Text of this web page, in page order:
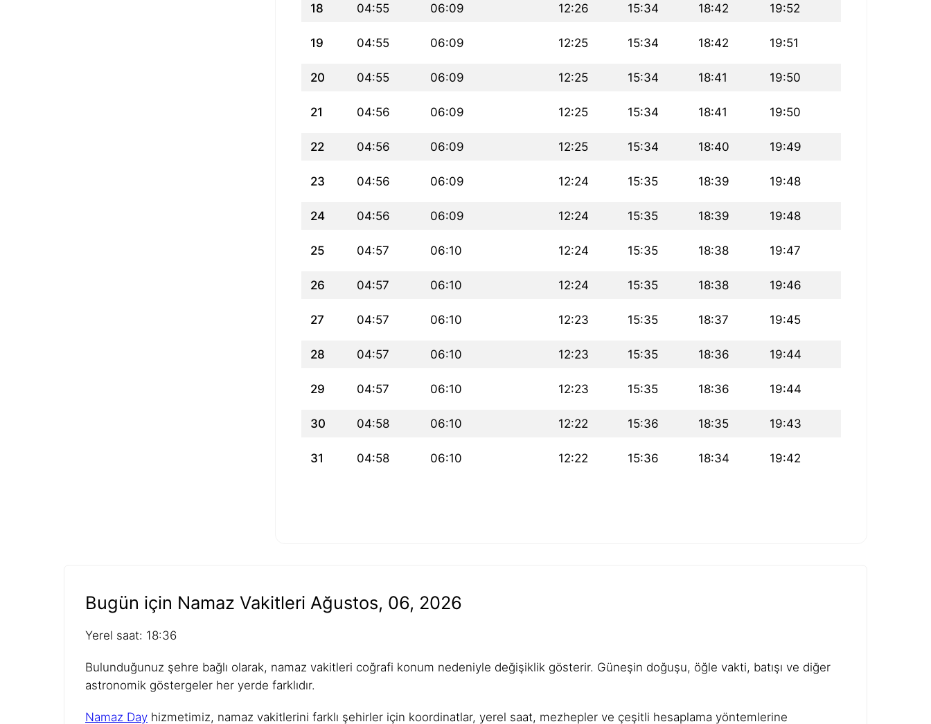
18 04:55 06:09 12:26 15:34 18:42 19:52
19 04:55 06:09 12:25 15:34 18:42 19:51
20 04:55 06:09 12:25 15:34 18:41 19:50
21 04:56 06:09 12:25 15:34 18:41 19:50
22 04:56 06:09 12:25 15:34 18:40 19:49
23 04:56 06:09 12:24 15:35 18:39 19:48
24 04:56 06:09 12:24 15:35 18:39 19:48
25 04:57 06:10 12:24 15:35 18:38 19:47
26 04:57 06:10 12:24 15:35 18:38 19:46
27 04:57 06:10 12:23 15:35 18:37 19:45
28 04:57 06:10 12:23 15:35 18:36 19:44
29 04:57 06:10 12:23 15:35 18:36 19:44
30 04:58 06:10 12:22 15:36 18:35 19:43
31 04:58 06:10 12:22 15:36 18:34 19:42
Bugün için Namaz Vakitleri Ağustos, 06, 2026
Yerel saat: 18:36
Bulunduğunuz şehre bağlı olarak, namaz vakitleri coğrafi konum nedeniyle değişiklik gösterir. Güneşin doğuşu, öğle vakti, batışı ve diğer
astronomik göstergeler her yerde farklıdır.
Namaz Day hizmetimiz, namaz vakitlerini farklı şehirler için koordinatlar, yerel saat, mezhepler ve çeşitli hesaplama yöntemlerine